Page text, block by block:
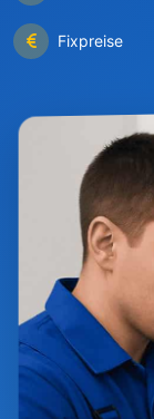
Fixpreise